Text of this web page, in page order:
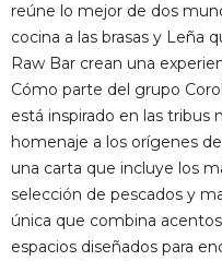
reúne lo mejor de dos
cocina a las brasas y Leña
Raw Bar crean una
Cómo parte del grupo
está inspirado en las tribus
homenaje a los orígenes
una carta que incluye los
selección de pescados y
única que combina
espacios diseñados para